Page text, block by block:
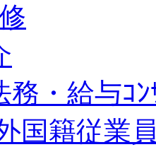
務・給与ｺﾝ
国籍従業